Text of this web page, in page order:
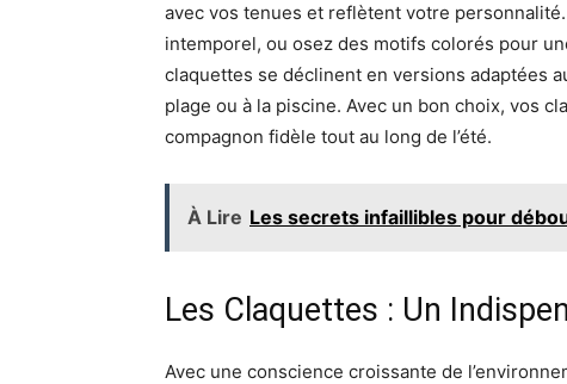
avec vos tenues et reflètent votre
intemporel, ou osez des motifs colorés pour
claquettes se déclinent en versions adaptées
plage ou à la piscine. Avec un bon choix, vos
compagnon fidèle tout au long de l’été.
À Lire Les secrets infaillibles pour
Les Claquettes : Un
Avec une conscience croissante de